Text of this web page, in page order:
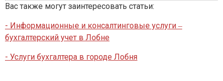
Вас также могут заинтересовать статьи:
- Информационные и консалтинговые услуги ‒
бухгалтерский учет в Лобне
- Услуги бухгалтера в городе Лобня